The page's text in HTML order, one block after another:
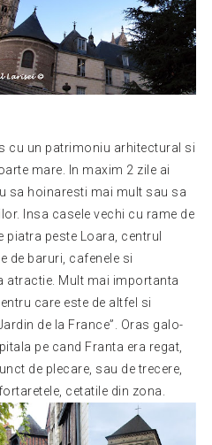
cu un patrimoniu arhitectural si
mare. In maxim 2 zile ai
sa hoinaresti mai mult sau sa
Insa casele vechi cu rame de
piatra peste Loara, centrul
de baruri, cafenele si
atractie. Mult mai importanta
care este de altfel si
de la France”. Oras galo-
pe cand Franta era regat,
de plecare, sau de trecere,
cetatile din zona.